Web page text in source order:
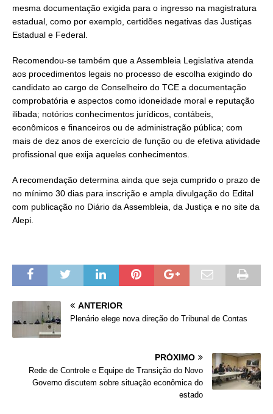
mesma documentação exigida para o ingresso na magistratura
estadual, como por exemplo, certidões negativas das Justiças
Estadual e Federal.
Recomendou-se também que a Assembleia Legislativa atenda
aos procedimentos legais no processo de escolha exigindo do
candidato ao cargo de Conselheiro do TCE a documentação
comprobatória e aspectos como idoneidade moral e reputação
ilibada; notórios conhecimentos jurídicos, contábeis,
econômicos e financeiros ou de administração pública; com
mais de dez anos de exercício de função ou de efetiva atividade
profissional que exija aqueles conhecimentos.
A recomendação determina ainda que seja cumprido o prazo de
no mínimo 30 dias para inscrição e ampla divulgação do Edital
com publicação no Diário da Assembleia, da Justiça e no site da
Alepi.
ANTERIOR
Plenário elege nova direção do Tribunal de Contas
PRÓXIMO
Rede de Controle e Equipe de Transição do Novo
Governo discutem sobre situação econômica do
estado